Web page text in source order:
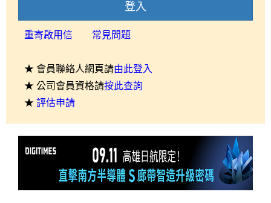
登入
重寄啟用信 常見問題
★ 會員聯絡人網頁請由此登入
★ 公司會員資格請按此查詢
★ 評估申請